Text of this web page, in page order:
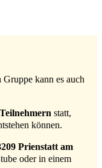
Gruppe kann es auch
statt,
können.
Prienstatt am
oder in einem